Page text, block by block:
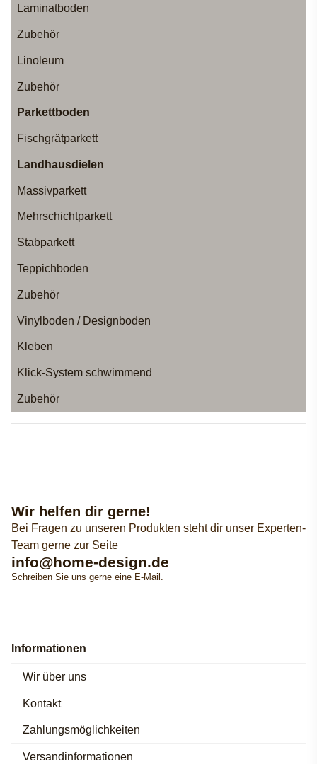
Laminatboden
Zubehör
Linoleum
Zubehör
Parkettboden
Fischgrätparkett
Landhausdielen
Massivparkett
Mehrschichtparkett
Stabparkett
Teppichboden
Zubehör
Vinylboden / Designboden
Kleben
Klick-System schwimmend
Zubehör
Wir helfen dir gerne!
Bei Fragen zu unseren Produkten steht dir unser Experten-
Team gerne zur Seite
info@home-design.de
Schreiben Sie uns gerne eine E-Mail.
Informationen
Wir über uns
Kontakt
Zahlungsmöglichkeiten
Versandinformationen